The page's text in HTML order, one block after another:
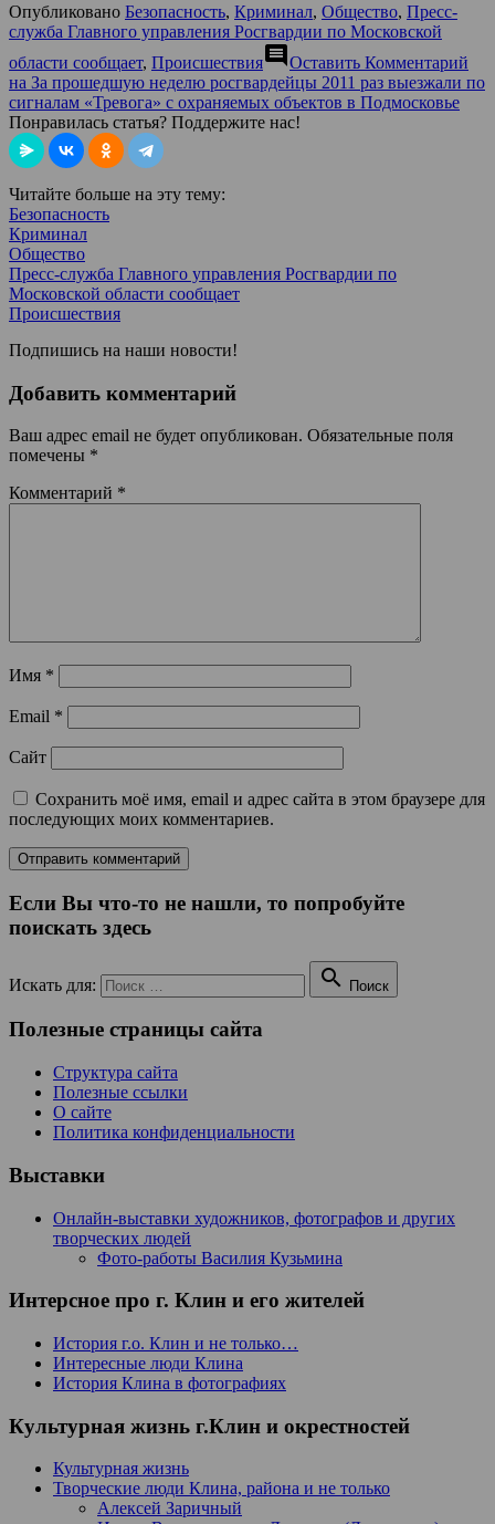
Опубликовано Безопасность, Криминал, Общество, Пресс-
служба Главного управления Росгвардии по Московской
области сообщает, Происшествияcomment Оставить Комментарий
на За прошедшую неделю росгвардейцы 2011 раз выезжали по
сигналам «Тревога» с охраняемых объектов в Подмосковье
Понравилась статья? Поддержите нас!
Читайте больше на эту тему:
Безопасность
Криминал
Общество
Пресс-служба Главного управления Росгвардии по
Московской области сообщает
Происшествия
Подпишись на наши новости!
Добавить комментарий
Ваш адрес email не будет опубликован. Обязательные поля
помечены *
Комментарий *
Имя *
Email *
Сайт
Сохранить моё имя, email и адрес сайта в этом браузере для
последующих моих комментариев.
Если Вы что-то не нашли, то попробуйте
поискать здесь
Искать для:  Поиск
Полезные страницы сайта
Структура сайта
Полезные ссылки
О сайте
Политика конфиденциальности
Выставки
Онлайн-выставки художников, фотографов и других
творческих людей
Фото-работы Василия Кузьмина
Интерсное про г. Клин и его жителей
История г.о. Клин и не только…
Интересные люди Клина
История Клина в фотографиях
Культурная жизнь г.Клин и окрестностей
Культурная жизнь
Творческие люди Клина, района и не только
Алексей Заричный